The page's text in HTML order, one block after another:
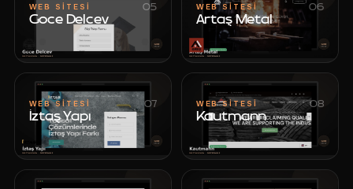
WEB SITESI 05
Goce Delcev
Goce Delcev
WEB SITESI 06
Artaş Metal
Artaş Metal
WEB SITESI 07
İztaş Yapı
İztaş Yapı
WEB SITESI 08
Kautmann
Kautmann